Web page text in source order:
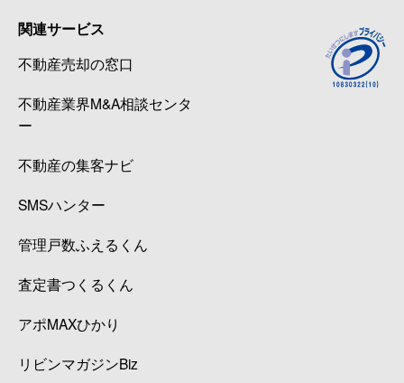
関連サービス
不動産売却の窓口
不動産業界M&A相談センタ
ー
不動産の集客ナビ
SMSハンター
管理戸数ふえるくん
査定書つくるくん
アポMAXひかり
リビンマガジンBiz